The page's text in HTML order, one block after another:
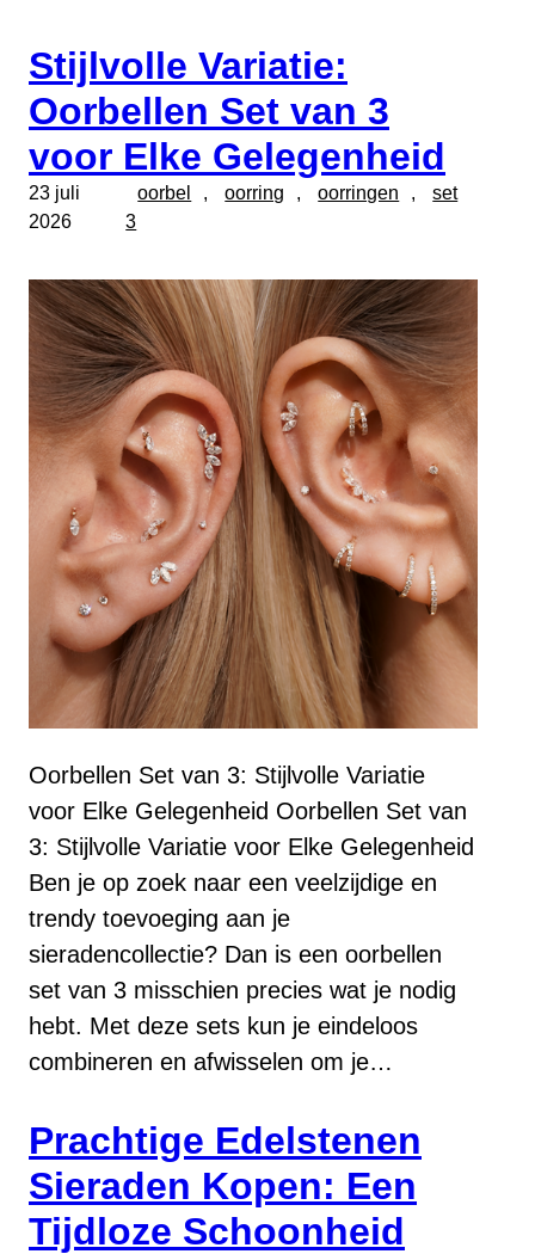
Stijlvolle Variatie:
Oorbellen Set van 3
voor Elke Gelegenheid
23 juli
2026
oorbel , oorring , oorringen ,
set
3
Oorbellen Set van 3: Stijlvolle Variatie
voor Elke Gelegenheid Oorbellen Set van
3: Stijlvolle Variatie voor Elke Gelegenheid
Ben je op zoek naar een veelzijdige en
trendy toevoeging aan je
sieradencollectie? Dan is een oorbellen
set van 3 misschien precies wat je nodig
hebt. Met deze sets kun je eindeloos
combineren en afwisselen om je…
Prachtige Edelstenen
Sieraden Kopen: Een
Tijdloze Schoonheid